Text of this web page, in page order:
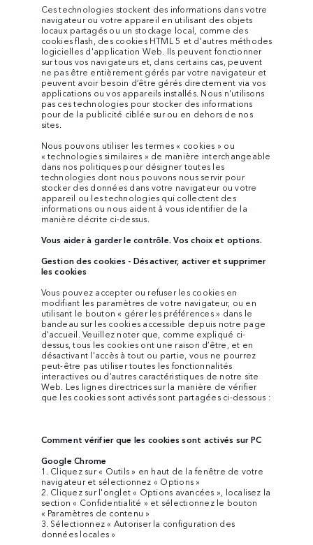
Ces technologies stockent des informations dans votre
navigateur ou votre appareil en utilisant des objets
locaux partagés ou un stockage local, comme des
cookies flash, des cookies HTML 5 et d'autres méthodes
logicielles d'application Web. Ils peuvent fonctionner
sur tous vos navigateurs et, dans certains cas, peuvent
ne pas être entièrement gérés par votre navigateur et
peuvent avoir besoin d’être gérés directement via vos
applications ou vos appareils installés. Nous n'utilisons
pas ces technologies pour stocker des informations
pour de la publicité ciblée sur ou en dehors de nos
sites.
Nous pouvons utiliser les termes « cookies » ou
« technologies similaires » de manière interchangeable
dans nos politiques pour désigner toutes les
technologies dont nous pouvons nous servir pour
stocker des données dans votre navigateur ou votre
appareil ou les technologies qui collectent des
informations ou nous aident à vous identifier de la
manière décrite ci-dessus.
Vous aider à garder le contrôle. Vos choix et options.
Gestion des cookies - Désactiver, activer et supprimer
les cookies
Vous pouvez accepter ou refuser les cookies en
modifiant les paramètres de votre navigateur, ou en
utilisant le bouton « gérer les préférences » dans le
bandeau sur les cookies accessible depuis notre page
d'accueil. Veuillez noter que, comme expliqué ci-
dessus, tous les cookies ont une raison d’être, et en
désactivant l'accès à tout ou partie, vous ne pourrez
peut-être pas utiliser toutes les fonctionnalités
interactives ou d’autres caractéristiques de notre site
Web. Les lignes directrices sur la manière de vérifier
que les cookies sont activés sont partagées ci-dessous :
Comment vérifier que les cookies sont activés sur PC
Google Chrome
1. Cliquez sur « Outils » en haut de la fenêtre de votre
navigateur et sélectionnez « Options »
2. Cliquez sur l'onglet « Options avancées », localisez la
section « Confidentialité » et sélectionnez le bouton
« Paramètres de contenu »
3. Sélectionnez « Autoriser la configuration des
données locales »